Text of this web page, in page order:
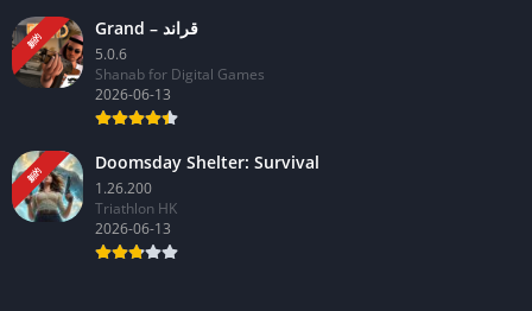
新的
Grand – قراند
5.0.6
Shanab for Digital Games
2026-06-13
新的
Doomsday Shelter: Survival
1.26.200
Triathlon HK
2026-06-13